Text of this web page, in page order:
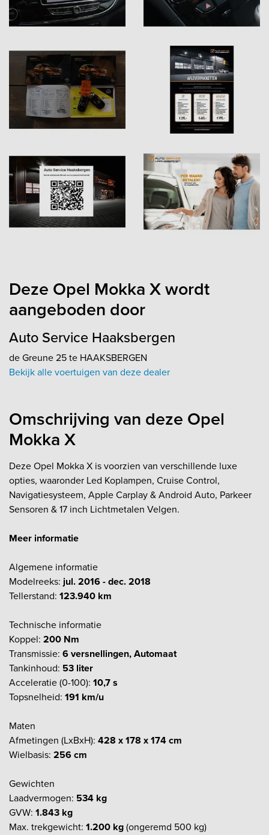
Deze Opel Mokka X wordt
aangeboden door
Auto Service Haaksbergen
de Greune 25 te HAAKSBERGEN
Bekijk alle voertuigen van deze dealer
Omschrijving van deze Opel
Mokka X
Deze Opel Mokka X is voorzien van verschillende luxe
opties, waaronder Led Koplampen, Cruise Control,
Navigatiesysteem, Apple Carplay & Android Auto, Parkeer
Sensoren & 17 inch Lichtmetalen Velgen.
Meer informatie
Algemene informatie
Modelreeks: jul. 2016 - dec. 2018
Tellerstand: 123.940 km
Technische informatie
Koppel: 200 Nm
Transmissie: 6 versnellingen, Automaat
Tankinhoud: 53 liter
Acceleratie (0-100): 10,7 s
Topsnelheid: 191 km/u
Maten
Afmetingen (LxBxH): 428 x 178 x 174 cm
Wielbasis: 256 cm
Gewichten
Laadvermogen: 534 kg
GVW: 1.843 kg
Max. trekgewicht: 1.200 kg(ongeremd 500 kg)